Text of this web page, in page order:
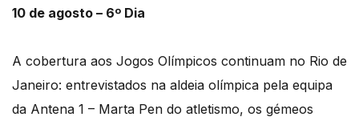
10 de agosto – 6º Dia
A cobertura aos Jogos Olímpicos continuam no Rio de
Janeiro: entrevistados na aldeia olímpica pela equipa
da Antena 1 – Marta Pen do atletismo, os gémeos